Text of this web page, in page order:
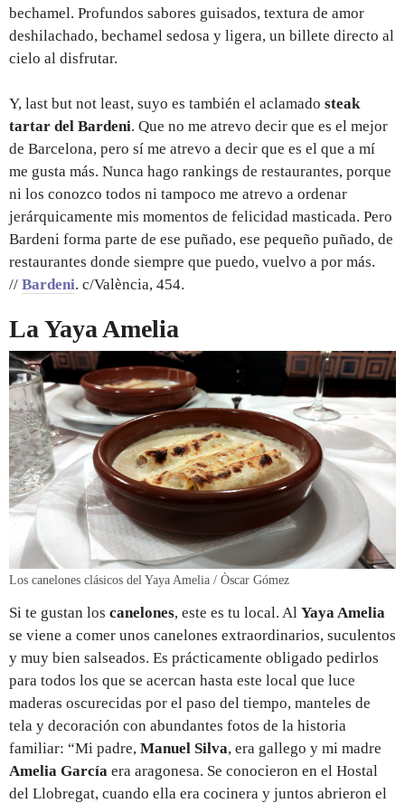
bechamel. Profundos sabores guisados, textura de amor
deshilachado, bechamel sedosa y ligera, un billete directo al
cielo al disfrutar.
Y, last but not least, suyo es también el aclamado steak
tartar del Bardeni. Que no me atrevo decir que es el mejor
de Barcelona, pero sí me atrevo a decir que es el que a mí
me gusta más. Nunca hago rankings de restaurantes, porque
ni los conozco todos ni tampoco me atrevo a ordenar
jerárquicamente mis momentos de felicidad masticada. Pero
Bardeni forma parte de ese puñado, ese pequeño puñado, de
restaurantes donde siempre que puedo, vuelvo a por más.
// Bardeni. c/València, 454.
La Yaya Amelia
Los canelones clásicos del Yaya Amelia / Òscar Gómez
Si te gustan los canelones, este es tu local. Al Yaya Amelia
se viene a comer unos canelones extraordinarios, suculentos
y muy bien salseados. Es prácticamente obligado pedirlos
para todos los que se acercan hasta este local que luce
maderas oscurecidas por el paso del tiempo, manteles de
tela y decoración con abundantes fotos de la historia
familiar: “Mi padre, Manuel Silva, era gallego y mi madre
Amelia García era aragonesa. Se conocieron en el Hostal
del Llobregat, cuando ella era cocinera y juntos abrieron el